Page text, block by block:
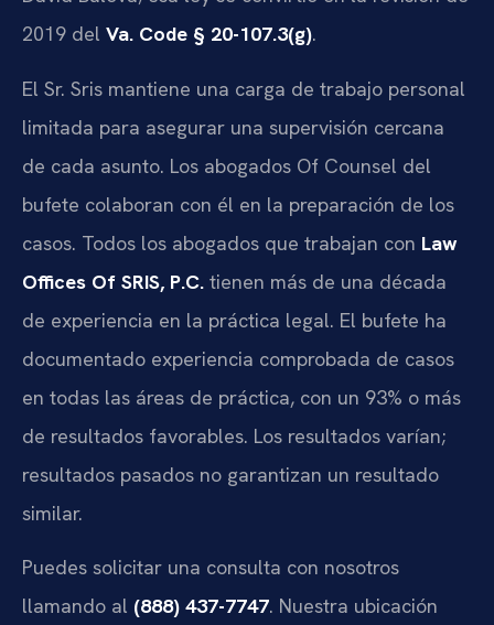
2019 del Va. Code § 20-107.3(g).
El Sr. Sris mantiene una carga de trabajo personal
limitada para asegurar una supervisión cercana
de cada asunto. Los abogados Of Counsel del
bufete colaboran con él en la preparación de los
casos. Todos los abogados que trabajan con Law
Offices Of SRIS, P.C. tienen más de una década
de experiencia en la práctica legal. El bufete ha
documentado experiencia comprobada de casos
en todas las áreas de práctica, con un 93% o más
de resultados favorables. Los resultados varían;
resultados pasados no garantizan un resultado
similar.
Puedes solicitar una consulta con nosotros
llamando al (888) 437-7747. Nuestra ubicación